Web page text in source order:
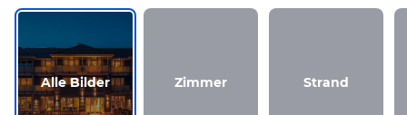
Alle Bilder Zimmer Strand